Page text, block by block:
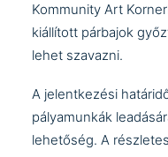
Kommunity Art
kiállított párbajok
lehet szavazni.
A jelentkezési
pályamunkák
lehetőség. A